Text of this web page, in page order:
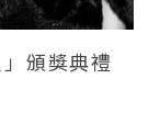
」頒獎典禮